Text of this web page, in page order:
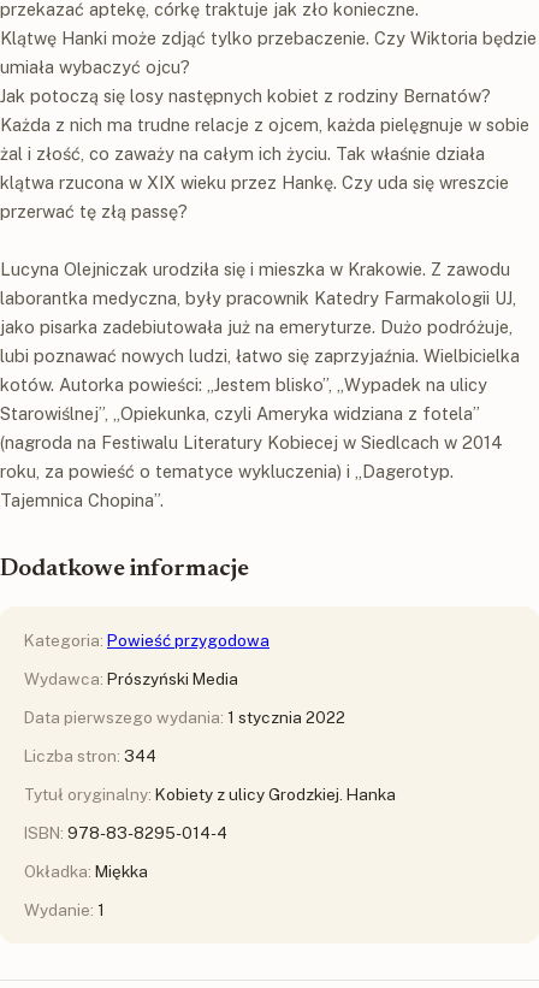
przekazać aptekę, córkę traktuje jak zło konieczne.
Klątwę Hanki może zdjąć tylko przebaczenie. Czy Wiktoria będzie
umiała wybaczyć ojcu?
Jak potoczą się losy następnych kobiet z rodziny Bernatów?
Każda z nich ma trudne relacje z ojcem, każda pielęgnuje w sobie
żal i złość, co zaważy na całym ich życiu. Tak właśnie działa
klątwa rzucona w XIX wieku przez Hankę. Czy uda się wreszcie
przerwać tę złą passę?
Lucyna Olejniczak urodziła się i mieszka w Krakowie. Z zawodu
laborantka medyczna, były pracownik Katedry Farmakologii UJ,
jako pisarka zadebiutowała już na emeryturze. Dużo podróżuje,
lubi poznawać nowych ludzi, łatwo się zaprzyjaźnia. Wielbicielka
kotów. Autorka powieści: „Jestem blisko”, „Wypadek na ulicy
Starowiślnej”, „Opiekunka, czyli Ameryka widziana z fotela”
(nagroda na Festiwalu Literatury Kobiecej w Siedlcach w 2014
roku, za powieść o tematyce wykluczenia) i „Dagerotyp.
Tajemnica Chopina”.
Dodatkowe informacje
Kategoria: Powieść przygodowa
Wydawca: Prószyński Media
Data pierwszego wydania: 1 stycznia 2022
Liczba stron: 344
Tytuł oryginalny: Kobiety z ulicy Grodzkiej. Hanka
ISBN: 978-83-8295-014-4
Okładka: Miękka
Wydanie: 1